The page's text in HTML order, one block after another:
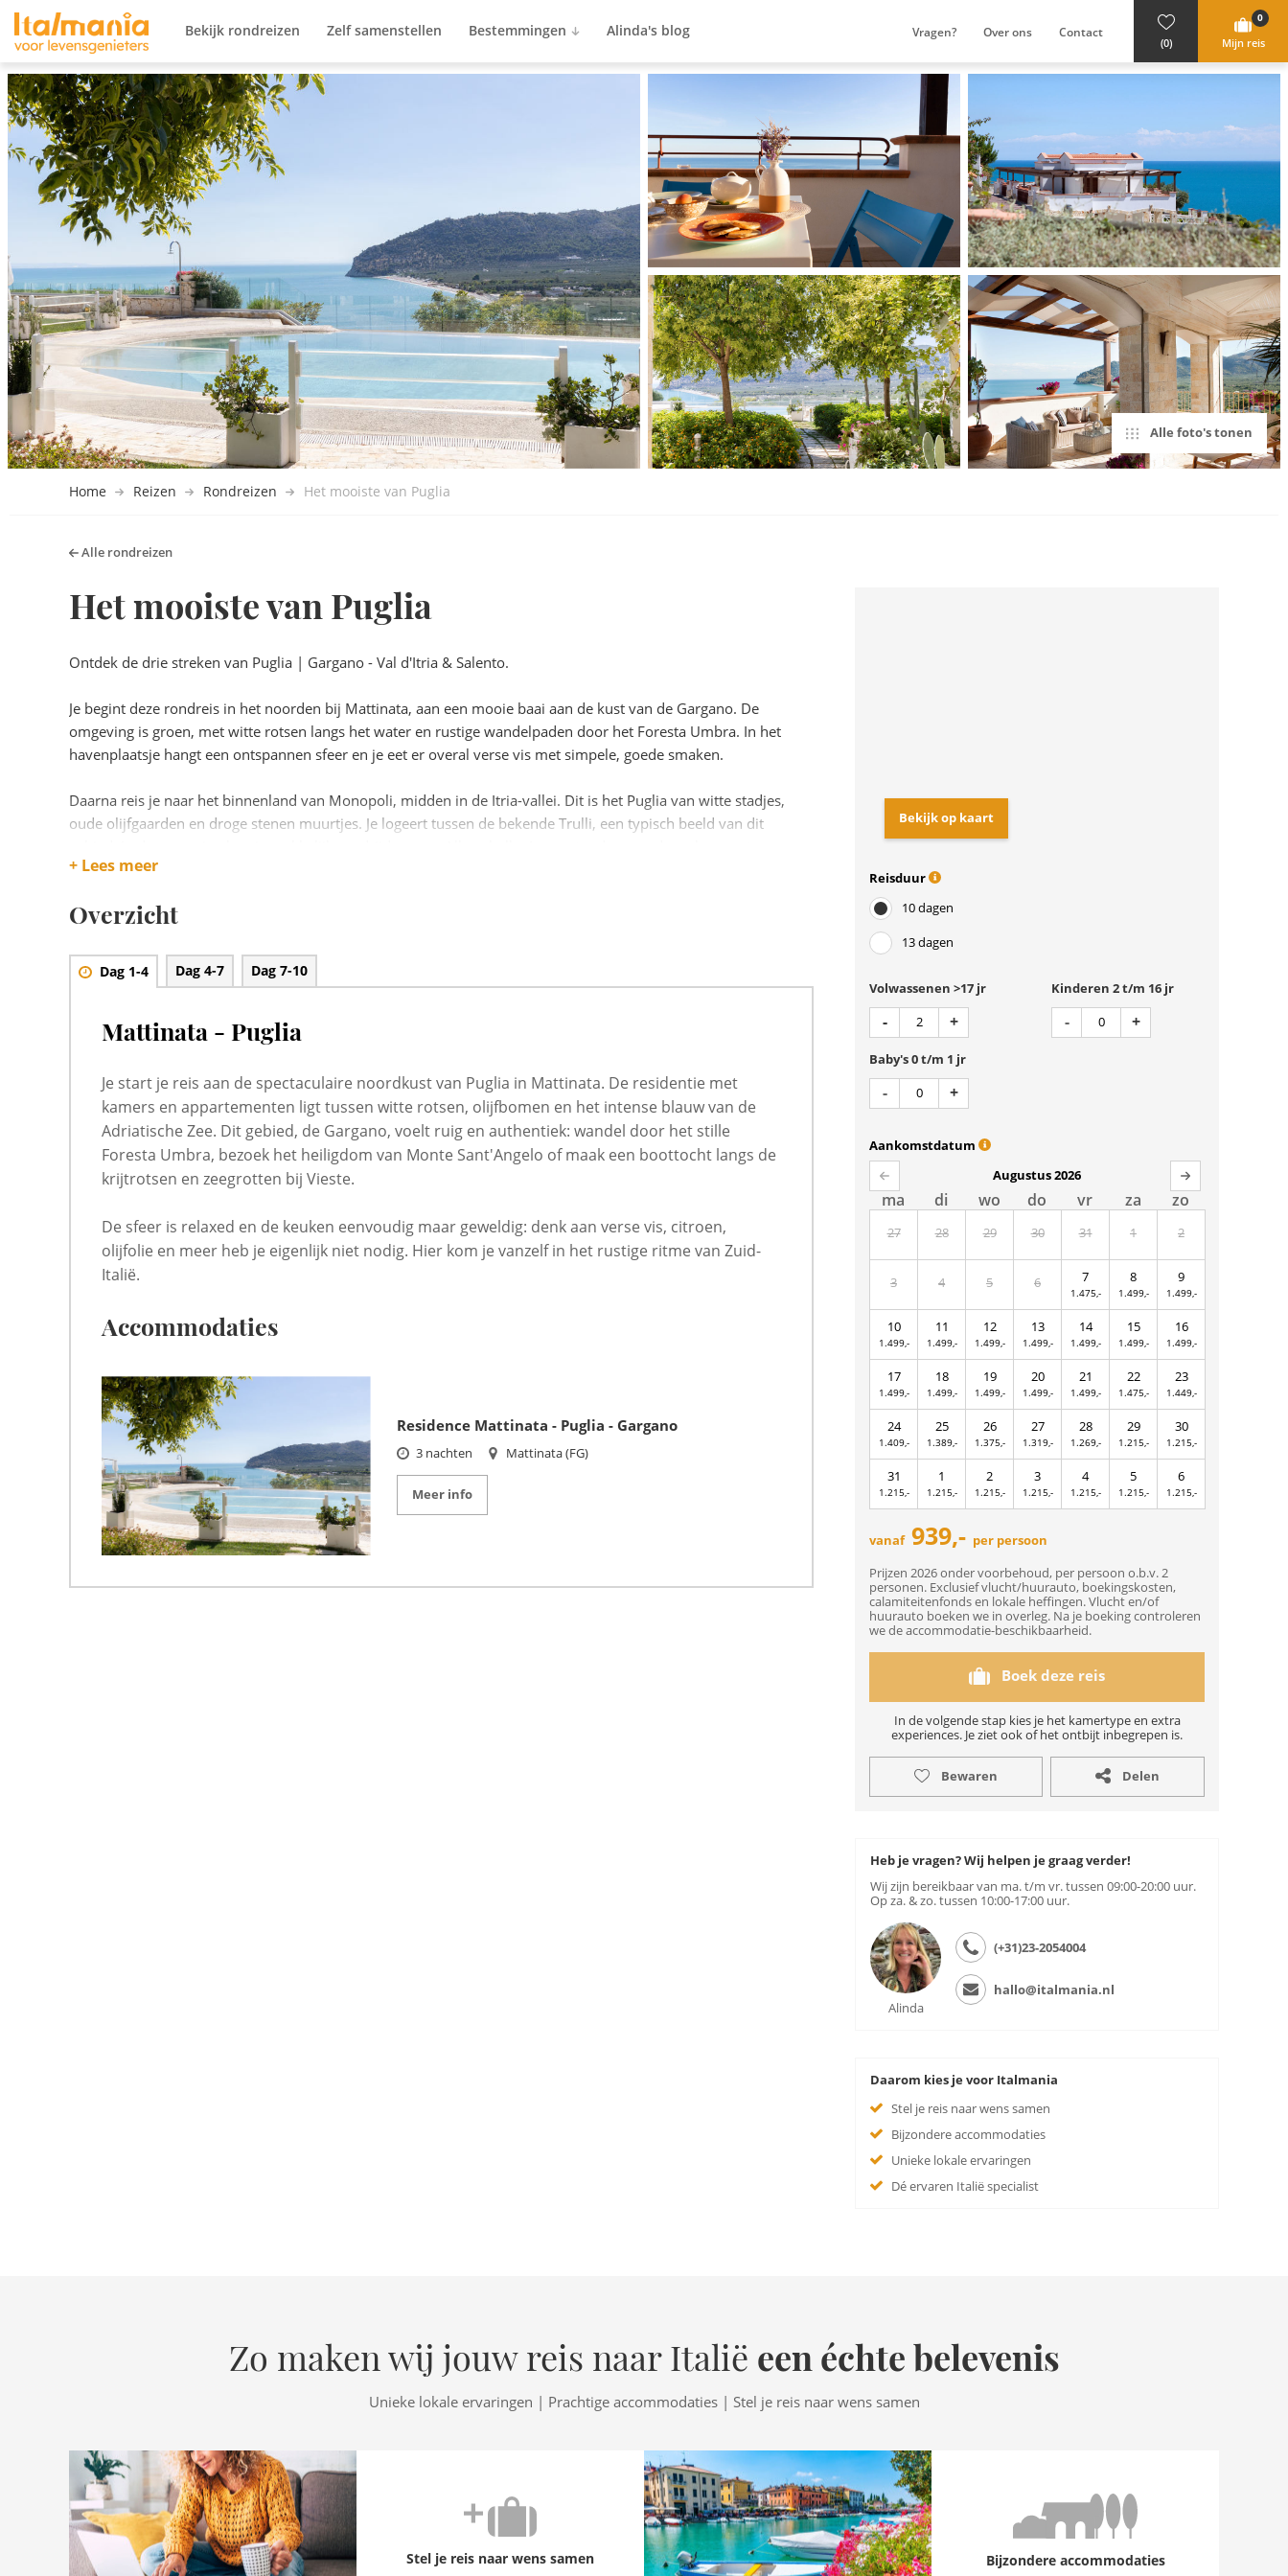
Ga naar content
Bekijk rondreizen Zelf samenstellen Bestemmingen Alinda's blog Vragen? Over ons Contact
(0)
0
Mijn reis
Alle foto's tonen
Home Reizen Rondreizen Het mooiste van Puglia
Alle rondreizen
Het mooiste van Puglia
Ontdek de drie streken van Puglia | Gargano - Val d'Itria & Salento.
Je begint deze rondreis in het noorden bij Mattinata, aan een mooie baai aan de kust van de Gargano. De
omgeving is groen, met witte rotsen langs het water en rustige wandelpaden door het Foresta Umbra. In het
havenplaatsje hangt een ontspannen sfeer en je eet er overal verse vis met simpele, goede smaken.
Daarna reis je naar het binnenland van Monopoli, midden in de Itria-vallei. Dit is het Puglia van witte stadjes,
oude olijfgaarden en droge stenen muurtjes. Je logeert tussen de bekende Trulli, een typisch beeld van dit
plaatsen waar je lekker kunt eten en rondslenteren.
Je sluit de reis af in het zuiden, in de Salento, op een sfeervolle masseria. Het voelt hier net wat zonniger en
stranden met helder water. Aan het einde van de dag is het fijn om op de veranda te zitten met een glas
Primitivo, een ontspannen afsluiter van deze rondreis door Puglia.
+ Lees meer
Overzicht
Dag 1-4 Dag 4-7 Dag 7-10
Mattinata - Puglia
Je start je reis aan de spectaculaire noordkust van Puglia in Mattinata. De residentie met
kamers en appartementen ligt tussen witte rotsen, olijfbomen en het intense blauw van de
Adriatische Zee. Dit gebied, de Gargano, voelt ruig en authentiek: wandel door het stille
Foresta Umbra, bezoek het heiligdom van Monte Sant'Angelo of maak een boottocht langs de
krijtrotsen en zeegrotten bij Vieste.
De sfeer is relaxed en de keuken eenvoudig maar geweldig: denk aan verse vis, citroen,
olijfolie en meer heb je eigenlijk niet nodig. Hier kom je vanzelf in het rustige ritme van Zuid-
Italië.
Accommodaties
Residence Mattinata - Puglia - Gargano
3 nachten Mattinata (FG)
Meer info
Bekijk op kaart
Reisduur
10 dagen
13 dagen
Volwassenen >17 jr
-Min 1 +Plus 1
Kinderen 2 t/m 16 jr
-Min 1 +Plus 1
Baby's 0 t/m 1 jr
-Min 1 +Plus 1
Aankomstdatum
Augustus 2026
ma di wo do vr za zo
27 28 29 30 31 1 2
3 4 5 6 7
1.475,-
8
1.499,-
9
1.499,-
10
1.499,-
11
1.499,-
12
1.499,-
13
1.499,-
14
1.499,-
15
1.499,-
16
1.499,-
17
1.499,-
18
1.499,-
19
1.499,-
20
1.499,-
21
1.499,-
22
1.475,-
23
1.449,-
24
1.409,-
25
1.389,-
26
1.375,-
27
1.319,-
28
1.269,-
29
1.215,-
30
1.215,-
31
1.215,-
1
1.215,-
2
1.215,-
3
1.215,-
4
1.215,-
5
1.215,-
6
1.215,-
vanaf 939,- per persoon
Prijzen 2026 onder voorbehoud, per persoon o.b.v. 2
personen. Exclusief vlucht/huurauto, boekingskosten,
calamiteitenfonds en lokale heffingen. Vlucht en/of
huurauto boeken we in overleg. Na je boeking controleren
we de accommodatie-beschikbaarheid.
Boek deze reis
In de volgende stap kies je het kamertype en extra
experiences. Je ziet ook of het ontbijt inbegrepen is.
Bewaren Delen
Heb je vragen? Wij helpen je graag verder!
Wij zijn bereikbaar van ma. t/m vr. tussen 09:00-20:00 uur.
Op za. & zo. tussen 10:00-17:00 uur.
Alinda
(+31)23-2054004
hallo@italmania.nl
Daarom kies je voor Italmania
Stel je reis naar wens samen
Bijzondere accommodaties
Unieke lokale ervaringen
Dé ervaren Italië specialist
Zo maken wij jouw reis naar Italië een échte belevenis
Unieke lokale ervaringen | Prachtige accommodaties | Stel je reis naar wens samen
Stel je reis naar wens samen Bijzondere accommodaties